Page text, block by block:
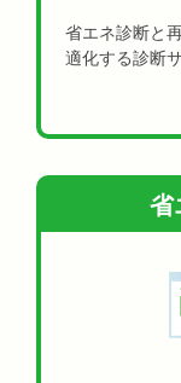
省エネ診断と
適化する診断
省